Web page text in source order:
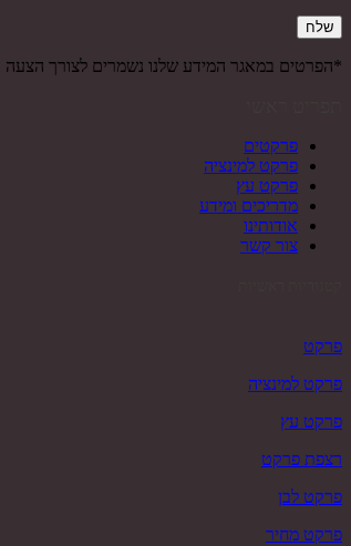
*הפרטים במאגר המידע שלנו נשמרים לצורך
פרקטים
פרקט למינציה
פרקט עץ
מדריכים ומידע
אודותינו
צור קשר
פרקט
פרקט למינציה
פרקט עץ
רצפת פרקט
פרקט לבן
פרקט מחיר